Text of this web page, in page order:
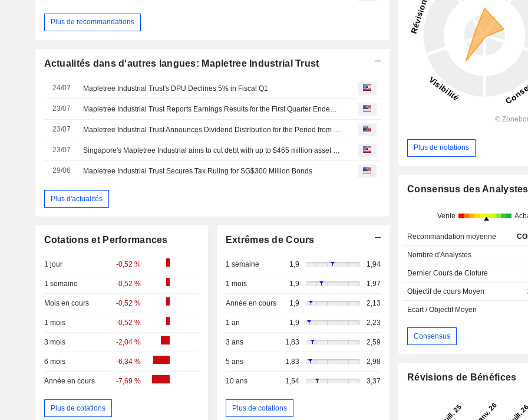
Plus de recommandations
Actualités dans d'autres langues: Mapletree Industrial Trust
24/07 Mapletree Industrial Trust's DPU Declines 5% in Fiscal Q1
23/07 Mapletree Industrial Trust Reports Earnings Results for the First Quarter Ended June 30, 2026
23/07 Mapletree Industrial Trust Announces Dividend Distribution for the Period from 1 April 2026 to 30 June 2026, Payable on 7 September 2026
23/07 Singapore's Mapletree Industrial aims to cut debt with up to $465 million asset sale
29/06 Mapletree Industrial Trust Secures Tax Ruling for SG$300 Million Bonds
Plus d'actualités
Cotations et Performances
1 jour -0,52 %
1 semaine -0,52 %
Mois en cours -0,52 %
1 mois -0,52 %
3 mois -2,04 %
6 mois -6,34 %
Année en cours -7,69 %
Plus de cotations
Extrêmes de Cours
1 semaine 1,9 1,94
1 mois 1,9 1,97
Année en cours 1,9 2,13
1 an 1,9 2,23
3 ans 1,83 2,59
5 ans 1,83 2,98
10 ans 1,54 3,37
Plus de cotations
Plus de notations
Consensus des Analystes
Vente
Recommandation moyenne
Nombre d'Analystes
Dernier Cours de Cloture
Objectif de cours Moyen
Ecart / Objectif Moyen
Consensus
Révisions de Bénéfices